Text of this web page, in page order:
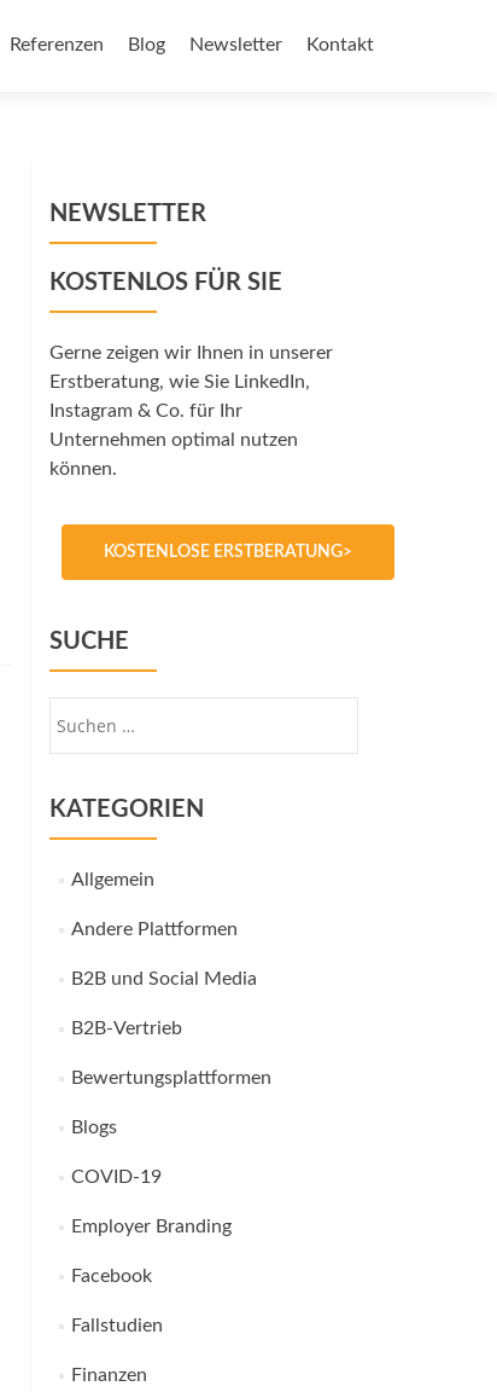
Referenzen Blog Newsletter Kontakt
NEWSLETTER
KOSTENLOS FÜR SIE
Gerne zeigen wir Ihnen in unserer
Erstberatung, wie Sie LinkedIn,
Instagram & Co. für Ihr
Unternehmen optimal nutzen
können.
KOSTENLOSE ERSTBERATUNG>
SUCHE
KATEGORIEN
Allgemein
Andere Plattformen
B2B und Social Media
B2B-Vertrieb
Bewertungsplattformen
Blogs
COVID-19
Employer Branding
Facebook
Fallstudien
Finanzen